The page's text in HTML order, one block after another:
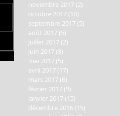
novembre 2017 (2)
octobre 2017 (10)
septembre 2017 (5)
août 2017 (5)
juillet 2017 (2)
juin 2017 (9)
mai 2017 (5)
avril 2017 (17)
mars 2017 (6)
février 2017 (9)
janvier 2017 (15)
décembre 2016 (15)